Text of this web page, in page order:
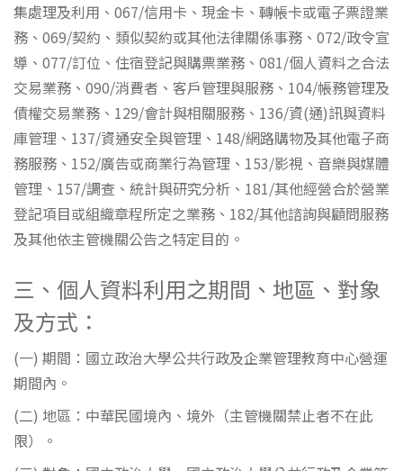
集處理及利用、067/信用卡、現金卡、轉帳卡或電子票證業
務、069/契約、類似契約或其他法律關係事務、072/政令宣
導、077/訂位、住宿登記與購票業務、081/個人資料之合法
交易業務、090/消費者、客戶管理與服務、104/帳務管理及
債權交易業務、129/會計與相關服務、136/資(通)訊與資料
庫管理、137/資通安全與管理、148/網路購物及其他電子商
務服務、152/廣告或商業行為管理、153/影視、音樂與媒體
管理、157/調查、統計與研究分析、181/其他經營合於營業
登記項目或組織章程所定之業務、182/其他諮詢與顧問服務
及其他依主管機關公告之特定目的。
三、個人資料利用之期間、地區、對象
及方式：
(一) 期間：國立政治大學公共行政及企業管理教育中心營運
期間內。
(二) 地區：中華民國境內、境外（主管機關禁止者不在此
限）。